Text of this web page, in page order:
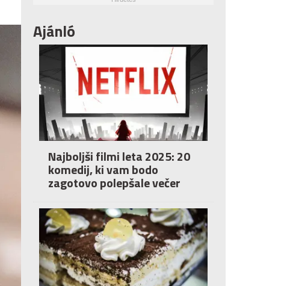
Ajánló
Najboljši filmi leta 2025: 20
komedij, ki vam bodo
zagotovo polepšale večer